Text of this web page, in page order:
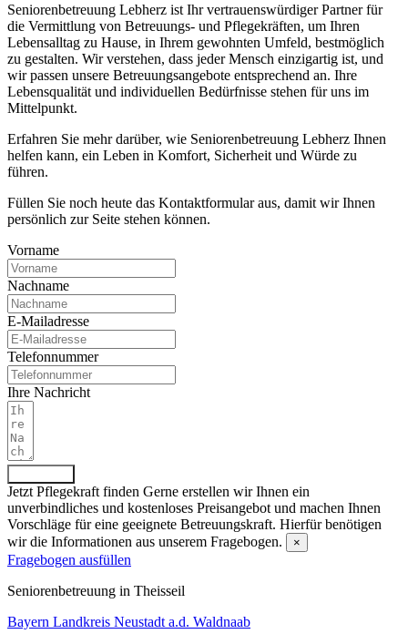
Seniorenbetreuung Lebherz ist Ihr vertrauenswürdiger Partner für
die Vermittlung von Betreuungs- und Pflegekräften, um Ihren
Lebensalltag zu Hause, in Ihrem gewohnten Umfeld, bestmöglich
zu gestalten. Wir verstehen, dass jeder Mensch einzigartig ist, und
wir passen unsere Betreuungsangebote entsprechend an. Ihre
Lebensqualität und individuellen Bedürfnisse stehen für uns im
Mittelpunkt.
Erfahren Sie mehr darüber, wie Seniorenbetreuung Lebherz Ihnen
helfen kann, ein Leben in Komfort, Sicherheit und Würde zu
führen.
Füllen Sie noch heute das Kontaktformular aus, damit wir Ihnen
persönlich zur Seite stehen können.
Vorname
Nachname
E-Mailadresse
Telefonnummer
Ihre Nachricht
Jetzt Pflegekraft finden Gerne erstellen wir Ihnen ein
unverbindliches und kostenloses Preisangebot und machen Ihnen
Vorschläge für eine geeignete Betreuungskraft. Hierfür benötigen
wir die Informationen aus unserem Fragebogen.
×
Fragebogen ausfüllen
Senioren­betreuung in Theisseil
Bayern Landkreis Neustadt a.d. Waldnaab